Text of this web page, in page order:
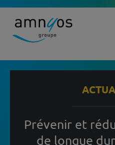
Prévenir et
de longue